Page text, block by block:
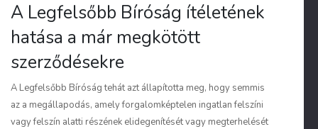
A Legfelsőbb Bíróság ítéletének
hatása a már megkötött
szerződésekre
A Legfelsőbb Bíróság tehát azt állapította meg, hogy semmis
az a megállapodás, amely forgalomképtelen ingatlan felszíni
vagy felszín alatti részének elidegenítését vagy megterhelését